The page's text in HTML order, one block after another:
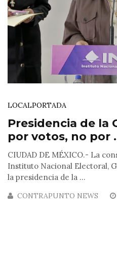
LOCALPORTADA
Presidencia de la
por votos, no por
CIUDAD DE MÉXICO.- La
Instituto Nacional Electoral,
la presidencia de la ...
CONTRAPUNTO NEWS